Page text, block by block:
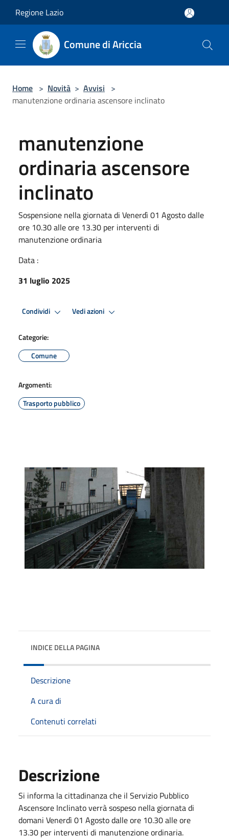
Regione Lazio
Comune di Ariccia
Home > Novità > Avvisi >
manutenzione ordinaria ascensore inclinato
manutenzione
ordinaria ascensore
inclinato
Sospensione nella giornata di Venerdì 01 Agosto dalle
ore 10.30 alle ore 13.30 per interventi di
manutenzione ordinaria
Data :
31 luglio 2025
Condividi Vedi azioni
Categorie:
Comune
Argomenti:
Trasporto pubblico
INDICE DELLA PAGINA
Descrizione
A cura di
Contenuti correlati
Descrizione
Si informa la cittadinanza che il Servizio Pubblico
Ascensore Inclinato verrà sospeso nella giornata di
domani Venerdì 01 Agosto dalle ore 10.30 alle ore
13.30 per interventi di manutenzione ordinaria.